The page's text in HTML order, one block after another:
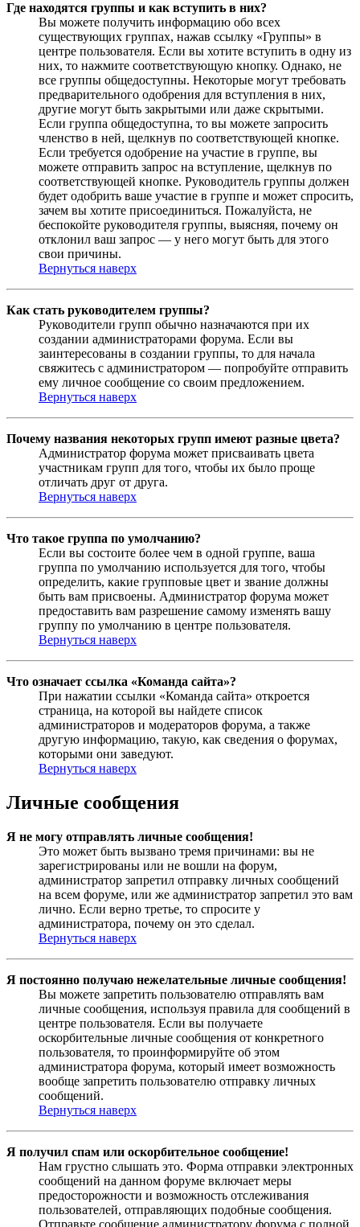
Где находятся группы и как вступить в них?
Вы можете получить информацию обо всех
существующих группах, нажав ссылку «Группы» в
центре пользователя. Если вы хотите вступить в одну из
них, то нажмите соответствующую кнопку. Однако, не
все группы общедоступны. Некоторые могут требовать
предварительного одобрения для вступления в них,
другие могут быть закрытыми или даже скрытыми.
Если группа общедоступна, то вы можете запросить
членство в ней, щелкнув по соответствующей кнопке.
Если требуется одобрение на участие в группе, вы
можете отправить запрос на вступление, щелкнув по
соответствующей кнопке. Руководитель группы должен
будет одобрить ваше участие в группе и может спросить,
зачем вы хотите присоединиться. Пожалуйста, не
беспокойте руководителя группы, выясняя, почему он
отклонил ваш запрос — у него могут быть для этого
свои причины.
Вернуться наверх
Как стать руководителем группы?
Руководители групп обычно назначаются при их
создании администраторами форума. Если вы
заинтересованы в создании группы, то для начала
свяжитесь с администратором — попробуйте отправить
ему личное сообщение со своим предложением.
Вернуться наверх
Почему названия некоторых групп имеют разные цвета?
Администратор форума может присваивать цвета
участникам групп для того, чтобы их было проще
отличать друг от друга.
Вернуться наверх
Что такое группа по умолчанию?
Если вы состоите более чем в одной группе, ваша
группа по умолчанию используется для того, чтобы
определить, какие групповые цвет и звание должны
быть вам присвоены. Администратор форума может
предоставить вам разрешение самому изменять вашу
группу по умолчанию в центре пользователя.
Вернуться наверх
Что означает ссылка «Команда сайта»?
При нажатии ссылки «Команда сайта» откроется
страница, на которой вы найдете список
администраторов и модераторов форума, а также
другую информацию, такую, как сведения о форумах,
которыми они заведуют.
Вернуться наверх
Личные сообщения
Я не могу отправлять личные сообщения!
Это может быть вызвано тремя причинами: вы не
зарегистрированы или не вошли на форум,
администратор запретил отправку личных сообщений
на всем форуме, или же администратор запретил это вам
лично. Если верно третье, то спросите у
администратора, почему он это сделал.
Вернуться наверх
Я постоянно получаю нежелательные личные сообщения!
Вы можете запретить пользователю отправлять вам
личные сообщения, используя правила для сообщений в
центре пользователя. Если вы получаете
оскорбительные личные сообщения от конкретного
пользователя, то проинформируйте об этом
администратора форума, который имеет возможность
вообще запретить пользователю отправку личных
сообщений.
Вернуться наверх
Я получил спам или оскорбительное сообщение!
Нам грустно слышать это. Форма отправки электронных
сообщений на данном форуме включает меры
предосторожности и возможность отслеживания
пользователей, отправляющих подобные сообщения.